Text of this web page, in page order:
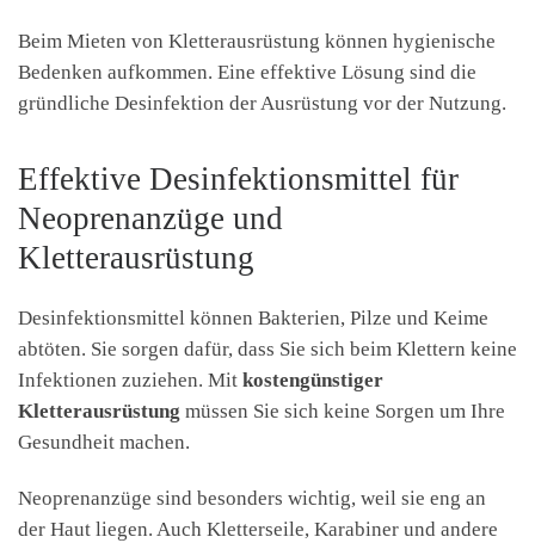
Beim Mieten von Kletterausrüstung können hygienische
Bedenken aufkommen. Eine effektive Lösung sind die
gründliche Desinfektion der Ausrüstung vor der Nutzung.
Effektive Desinfektionsmittel für
Neoprenanzüge und
Kletterausrüstung
Desinfektionsmittel können Bakterien, Pilze und Keime
abtöten. Sie sorgen dafür, dass Sie sich beim Klettern keine
Infektionen zuziehen. Mit kostengünstiger
Kletterausrüstung müssen Sie sich keine Sorgen um Ihre
Gesundheit machen.
Neoprenanzüge sind besonders wichtig, weil sie eng an
der Haut liegen. Auch Kletterseile, Karabiner und andere